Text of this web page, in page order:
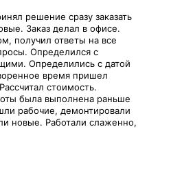
решение сразу заказать
Заказ делал в офисе.
получил ответы на все
Определился с
Определились с датой
время пришел
стоимость.
была выполнена раньше
рабочие, демонтировали
новые. Работали слаженно,